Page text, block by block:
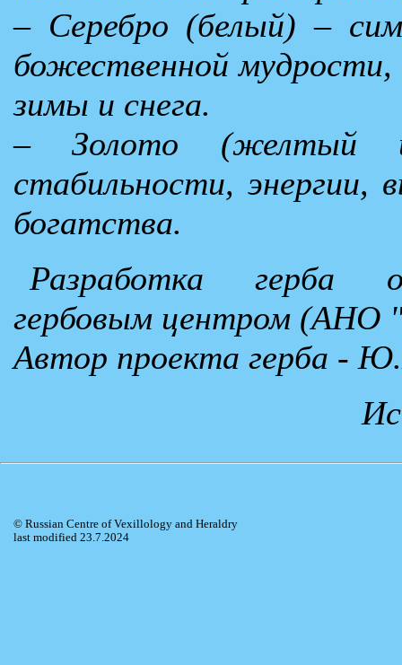
– Серебро (белый) –
божественной
зимы и снега.
– Золото (желтый
стабильности, энергии,
богатства.
Разработка герба
гербовым центром (АНО
Автор проекта герба -
© Russian Centre of Vexillology and Heraldry
last modified 23.7.2024